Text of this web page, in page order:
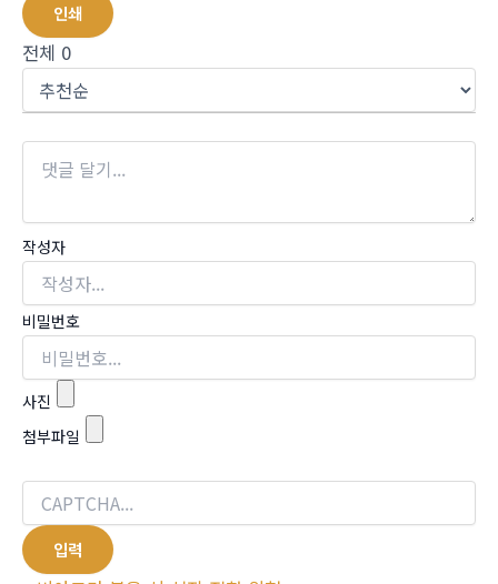
인쇄
전체 0
작성자
비밀번호
사진
첨부파일